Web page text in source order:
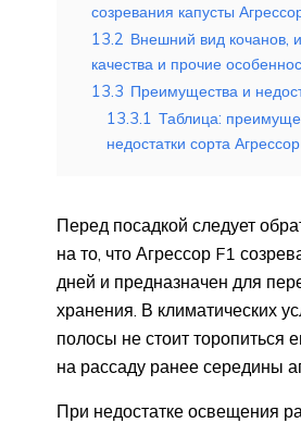
созревания капусты
13.2 Внешний вид кочанов,
качества и прочие
13.3 Преимущества и
13.3.1 Таблица:
недостатки сорта Агрессор
Перед посадкой следует
на то, что Агрессор F1
дней и предназначен для
хранения. В климатических
полосы не стоит торопиться
на рассаду ранее середины
При недостатке освещения